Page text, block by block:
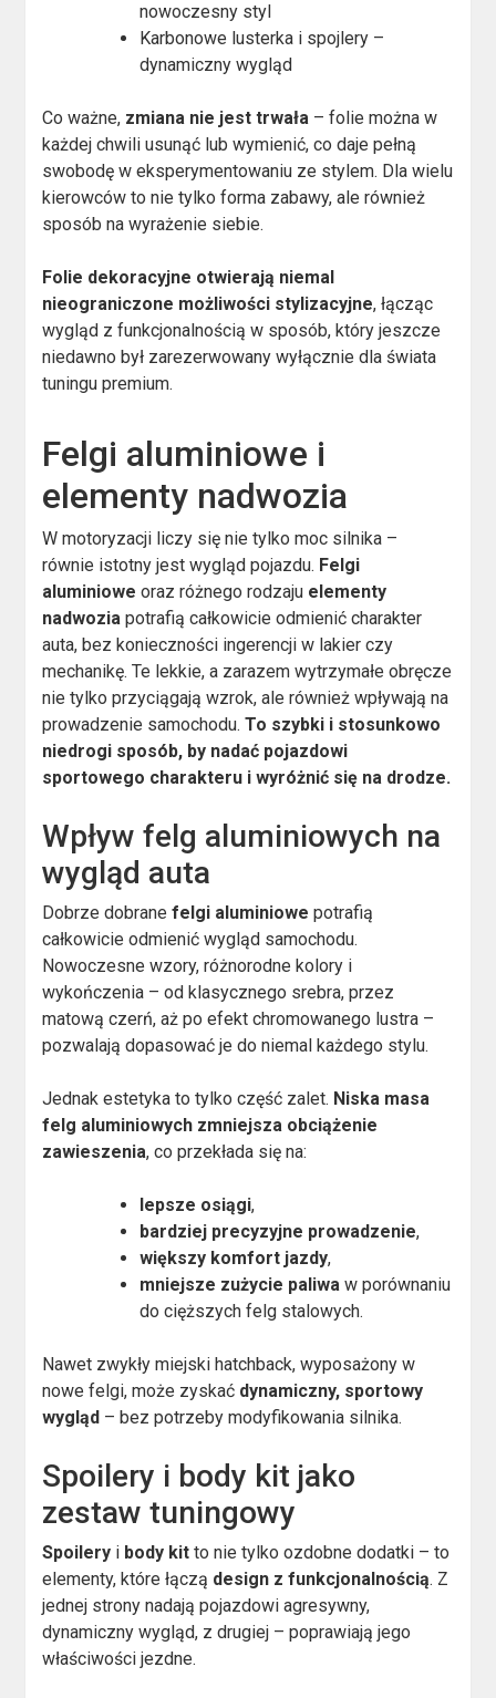
nowoczesny styl
Karbonowe lusterka i spojlery –
dynamiczny wygląd
Co ważne, zmiana nie jest trwała – folie można w
każdej chwili usunąć lub wymienić, co daje pełną
swobodę w eksperymentowaniu ze stylem. Dla wielu
kierowców to nie tylko forma zabawy, ale również
sposób na wyrażenie siebie.
Folie dekoracyjne otwierają niemal
nieograniczone możliwości stylizacyjne, łącząc
wygląd z funkcjonalnością w sposób, który jeszcze
niedawno był zarezerwowany wyłącznie dla świata
tuningu premium.
Felgi aluminiowe i
elementy nadwozia
W motoryzacji liczy się nie tylko moc silnika –
równie istotny jest wygląd pojazdu. Felgi
aluminiowe oraz różnego rodzaju elementy
nadwozia potrafią całkowicie odmienić charakter
auta, bez konieczności ingerencji w lakier czy
mechanikę. Te lekkie, a zarazem wytrzymałe obręcze
nie tylko przyciągają wzrok, ale również wpływają na
prowadzenie samochodu.To szybki i stosunkowo
niedrogi sposób, by nadać pojazdowi
sportowego charakteru i wyróżnić się na drodze.
Wpływ felg aluminiowych na
wygląd auta
Dobrze dobranefelgi aluminiowe potrafią
całkowicie odmienić wygląd samochodu.
Nowoczesne wzory, różnorodne kolory i
wykończenia – od klasycznego srebra, przez
matową czerń, aż po efekt chromowanego lustra –
pozwalają dopasować je do niemal każdego stylu.
Jednak estetyka to tylko część zalet. Niska masa
felg aluminiowych zmniejsza obciążenie
zawieszenia, co przekłada się na:
lepsze osiągi,
bardziej precyzyjne prowadzenie,
większy komfort jazdy,
mniejsze zużycie paliwa w porównaniu
do cięższych felg stalowych.
Nawet zwykły miejski hatchback, wyposażony w
nowe felgi, może zyskać dynamiczny, sportowy
wygląd – bez potrzeby modyfikowania silnika.
Spoilery i body kit jako
zestaw tuningowy
Spoilery i body kit to nie tylko ozdobne dodatki – to
elementy, które łączą design z funkcjonalnością. Z
jednej strony nadają pojazdowi agresywny,
dynamiczny wygląd, z drugiej – poprawiają jego
właściwości jezdne.